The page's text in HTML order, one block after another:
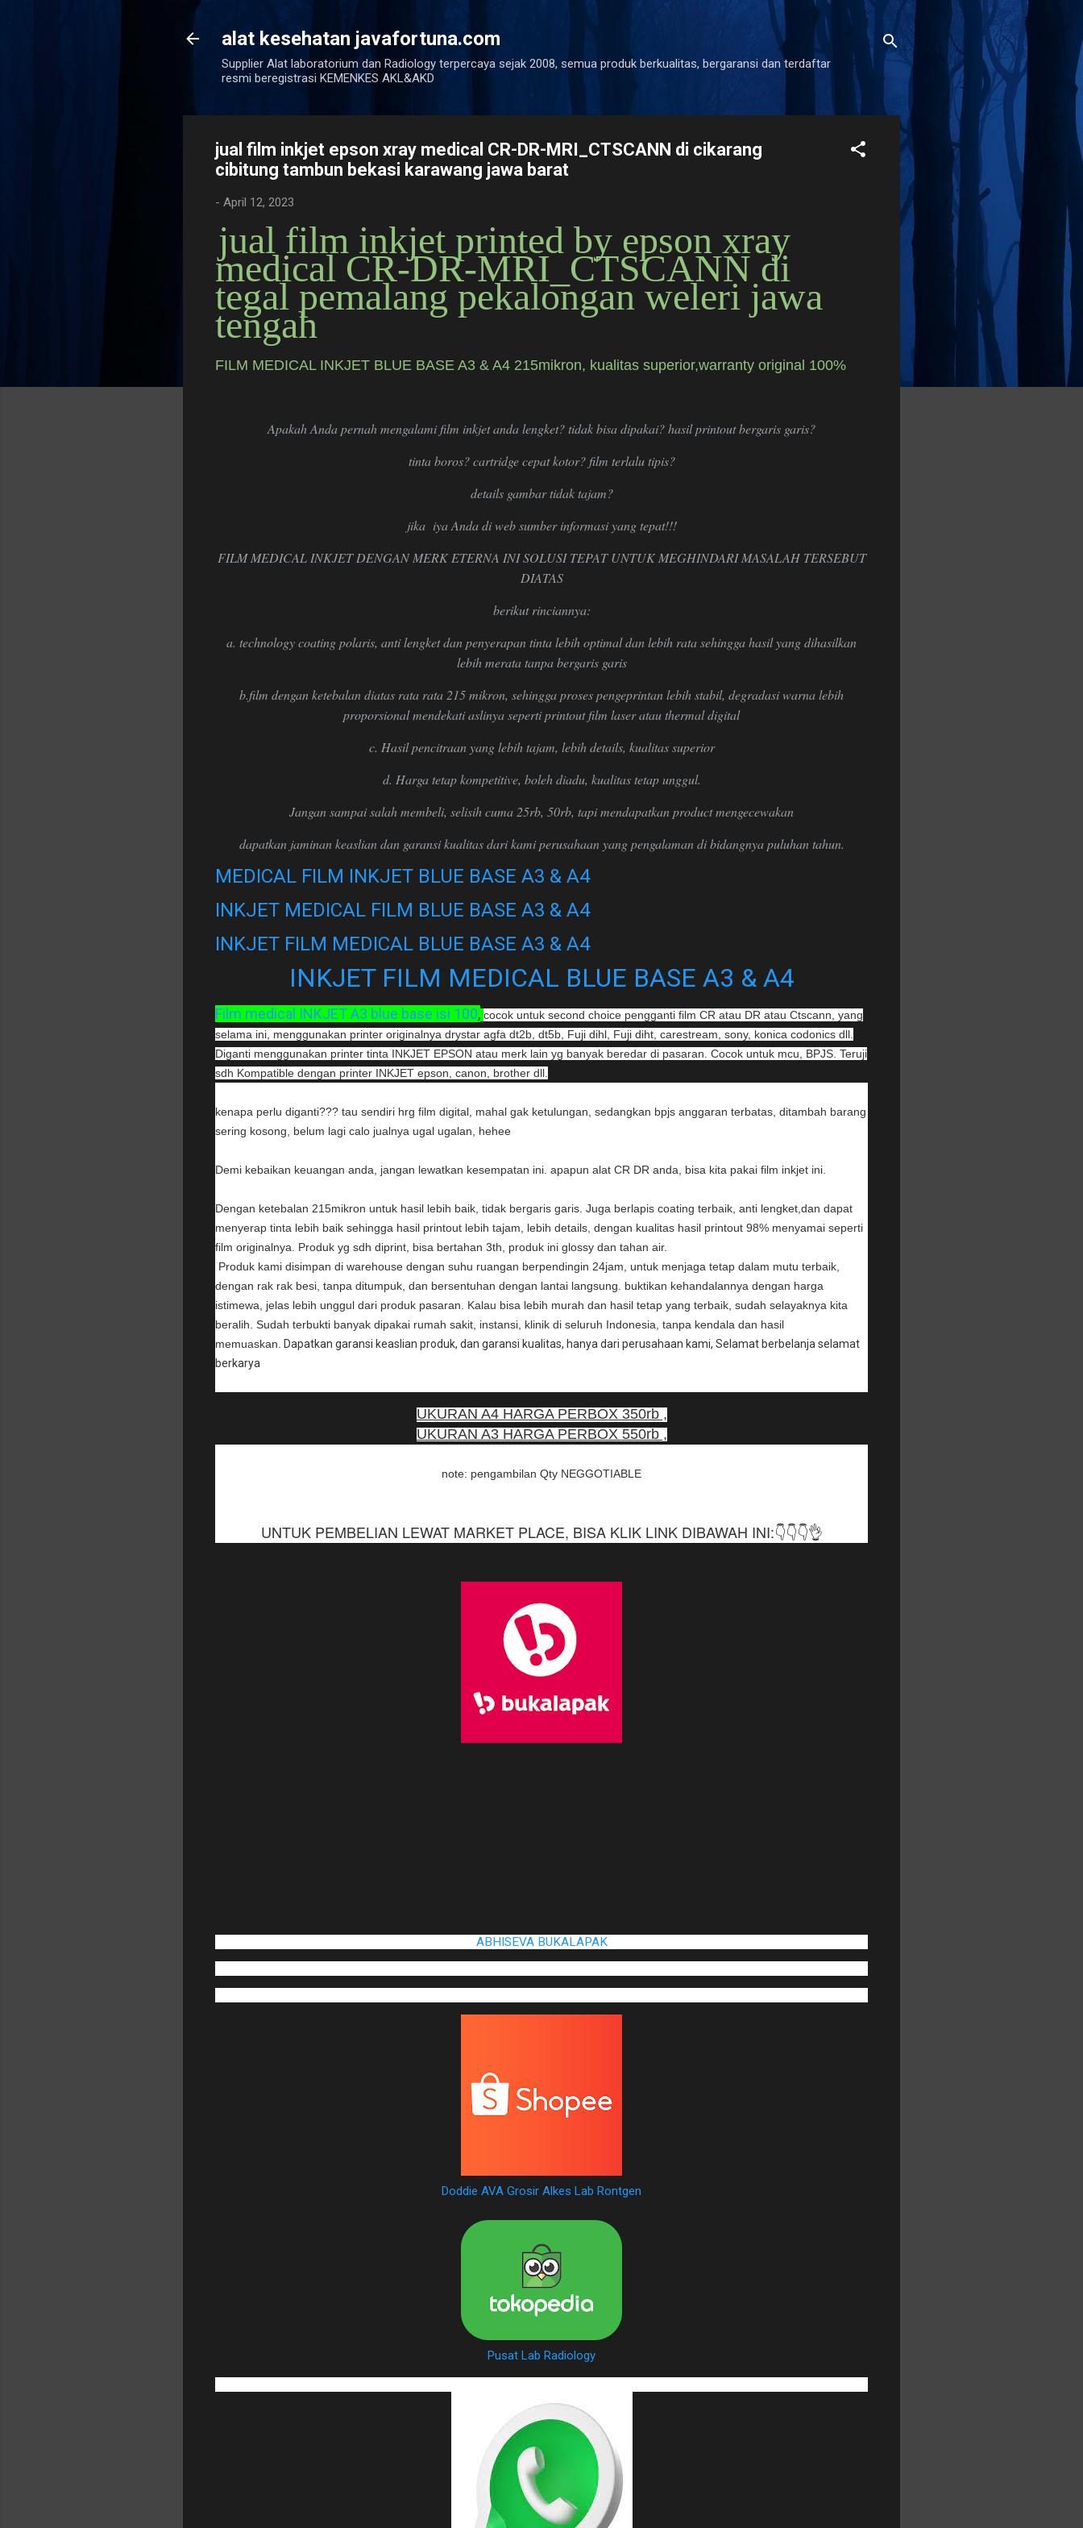
alat kesehatan javafortuna.com
Supplier Alat laboratorium dan Radiology terpercaya sejak 2008, semua produk berkualitas, bergaransi dan terdaftar
resmi beregistrasi KEMENKES AKL&AKD
jual film inkjet epson xray medical CR-DR-MRI_CTSCANN di cikarang
cibitung tambun bekasi karawang jawa barat
- April 12, 2023
jual film inkjet printed by epson xray
medical CR-DR-MRI_CTSCANN di
tegal pemalang pekalongan weleri jawa
tengah
FILM MEDICAL INKJET BLUE BASE A3 & A4 215mikron, kualitas superior,warranty original 100%
Apakah Anda pernah mengalami film inkjet anda lengket? tidak bisa dipakai? hasil printout bergaris garis?
tinta boros? cartridge cepat kotor? film terlalu tipis?
details gambar tidak tajam?
jika iya Anda di web sumber informasi yang tepat!!!
FILM MEDICAL INKJET DENGAN MERK ETERNA INI SOLUSI TEPAT UNTUK MEGHINDARI MASALAH TERSEBUT
DIATAS
berikut rinciannya:
a. technology coating polaris, anti lengket dan penyerapan tinta lebih optimal dan lebih rata sehingga hasil yang dihasilkan
lebih merata tanpa bergaris garis
b.film dengan ketebalan diatas rata rata 215 mikron, sehingga proses pengeprintan lebih stabil, degradasi warna lebih
proporsional mendekati aslinya seperti printout film laser atau thermal digital
c. Hasil pencitraan yang lebih tajam, lebih details, kualitas superior
d. Harga tetap kompetitive, boleh diadu, kualitas tetap unggul.
Jangan sampai salah membeli, selisih cuma 25rb, 50rb, tapi mendapatkan product mengecewakan
dapatkan jaminan keaslian dan garansi kualitas dari kami perusahaan yang pengalaman di bidangnya puluhan tahun.
MEDICAL FILM INKJET BLUE BASE A3 & A4
INKJET MEDICAL FILM BLUE BASE A3 & A4
INKJET FILM MEDICAL BLUE BASE A3 & A4
INKJET FILM MEDICAL BLUE BASE A3 & A4
Film medical INKJET A3 blue base isi 100, cocok untuk second choice pengganti film CR atau DR atau Ctscann, yang
selama ini, menggunakan printer originalnya drystar agfa dt2b, dt5b, Fuji dihl, Fuji diht, carestream, sony, konica codonics dll.
Diganti menggunakan printer tinta INKJET EPSON atau merk lain yg banyak beredar di pasaran. Cocok untuk mcu, BPJS. Teruji
sdh Kompatible dengan printer INKJET epson, canon, brother dll.
kenapa perlu diganti??? tau sendiri hrg film digital, mahal gak ketulungan, sedangkan bpjs anggaran terbatas, ditambah barang
sering kosong, belum lagi calo jualnya ugal ugalan, hehee
Demi kebaikan keuangan anda, jangan lewatkan kesempatan ini. apapun alat CR DR anda, bisa kita pakai film inkjet ini.
Dengan ketebalan 215mikron untuk hasil lebih baik, tidak bergaris garis. Juga berlapis coating terbaik, anti lengket,dan dapat
menyerap tinta lebih baik sehingga hasil printout lebih tajam, lebih details, dengan kualitas hasil printout 98% menyamai seperti
film originalnya. Produk yg sdh diprint, bisa bertahan 3th, produk ini glossy dan tahan air.
Produk kami disimpan di warehouse dengan suhu ruangan berpendingin 24jam, untuk menjaga tetap dalam mutu terbaik,
dengan rak rak besi, tanpa ditumpuk, dan bersentuhan dengan lantai langsung. buktikan kehandalannya dengan harga
istimewa, jelas lebih unggul dari produk pasaran. Kalau bisa lebih murah dan hasil tetap yang terbaik, sudah selayaknya kita
beralih. Sudah terbukti banyak dipakai rumah sakit, instansi, klinik di seluruh Indonesia, tanpa kendala dan hasil
memuaskan. Dapatkan garansi keaslian produk, dan garansi kualitas, hanya dari perusahaan kami, Selamat berbelanja selamat
berkarya
UKURAN A4 HARGA PERBOX 350rb ,
UKURAN A3 HARGA PERBOX 550rb ,
note: pengambilan Qty NEGGOTIABLE
UNTUK PEMBELIAN LEWAT MARKET PLACE, BISA KLIK LINK DIBAWAH INI:👇👇👇👌
ABHISEVA BUKALAPAK
Doddie AVA Grosir Alkes Lab Rontgen
Pusat Lab Radiology